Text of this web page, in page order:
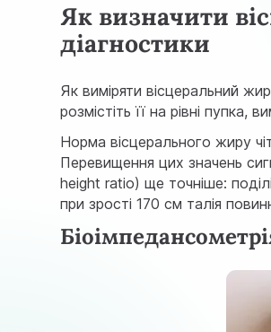
Як визначити
діагностики
Як виміряти вісцеральний
розмістіть її на рівні пупка,
Норма вісцерального жиру
Перевищення цих значень
height ratio) ще точніше:
при зрості 170 см талія